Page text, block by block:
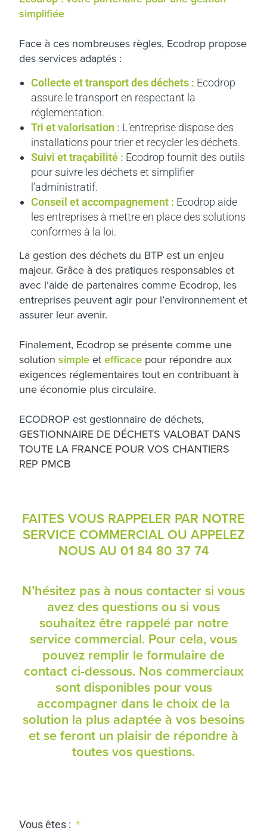
simplifiée
Face à ces nombreuses règles, Ecodrop propose
des services adaptés :
Collecte et transport des déchets : Ecodrop
assure le transport en respectant la
réglementation.
Tri et valorisation : L’entreprise dispose des
installations pour trier et recycler les déchets.
Suivi et traçabilité : Ecodrop fournit des outils
pour suivre les déchets et simplifier
l’administratif.
Conseil et accompagnement : Ecodrop aide
les entreprises à mettre en place des solutions
conformes à la loi.
La gestion des déchets du BTP est un enjeu
majeur. Grâce à des pratiques responsables et
avec l’aide de partenaires comme Ecodrop, les
entreprises peuvent agir pour l’environnement et
assurer leur avenir.
Finalement, Ecodrop se présente comme une
solutionsimple etefficace pour répondre aux
exigences réglementaires tout en contribuant à
une économie plus circulaire.
ECODROP est gestionnaire de déchets,
GESTIONNAIRE DE DÉCHETS VALOBAT DANS
TOUTE LA FRANCE POUR VOS CHANTIERS
REP PMCB
FAITES VOUS RAPPELER PAR NOTRE
SERVICE COMMERCIAL OU APPELEZ
NOUS AU 01 84 80 37 74
N’hésitez pas à nous contacter si vous
avez des questions ou si vous
souhaitez être rappelé par notre
service commercial. Pour cela, vous
pouvez remplir le formulaire de
contact ci-dessous. Nos commerciaux
sont disponibles pour vous
accompagner dans le choix de la
solution la plus adaptée à vos besoins
et se feront un plaisir de répondre à
toutes vos questions.
Vous êtes : *